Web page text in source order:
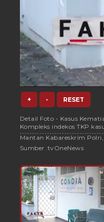
+ - RESET
Detail Foto - Kasus
Kompleks indekos TKP
Mantan Kabareskrim
Sumber :tvOneNews